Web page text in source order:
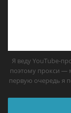
Я веду YouTube-
поэтому прокси —
первую очередь я